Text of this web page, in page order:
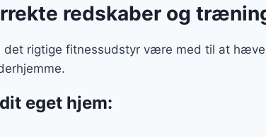
redskaber og
rigtige fitnessudstyr være med til at
eget hjem: